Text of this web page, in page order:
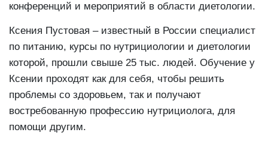
конференций и мероприятий в области диетологии.
Ксения Пустовая – известный в России специалист
по питанию, курсы по нутрициологии и диетологии
которой, прошли свыше 25 тыс. людей. Обучение у
Ксении проходят как для себя, чтобы решить
проблемы со здоровьем, так и получают
востребованную профессию нутрициолога, для
помощи другим.